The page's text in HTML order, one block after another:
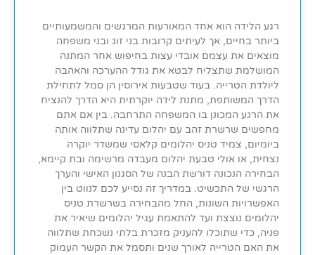
רגע הלידה הוא אחד המאורעות המרגשים והמשמעותיים
ביותר בחיים, אך לעיתים קרובות בני זוג ובני משפחה
מוצאים את עצמם אובדי עצות בחיפוש אחר המתנה
המושלמת שתצליח לבטא את גודל ההערכה והאהבה
ליולדת הטרייה. בעוד שטבעות אירוסין הן סמל לתחילת
הדרך המשותפת, מתנת לידה יוקרתית היא הדרך להנציח
את הרגע המכונן בו המשפחה התרחבה. בין אם אתם
מחפשים שרשרת זהב עם יהלום עדינה שתלווה אותה
ביומיום, צמיד טניס יהלומים קלאסי שמשדר יוקרה
נצחית, או אולי טבעת יהלום מעבדה מרשימה ובת קיימא,
הבחירה הנכונה דורשת הבנה של הסגנון האישי והערך
הרגשי של התכשיט. במדריך זה נסייע לכם לנווט בין
האפשרויות השונות, החל מהבחירה בשרשרת טניס
יהלומים נוצצת ועד להתאמת עגיל יהלומים שיאיר את
פניה, כדי שתוכלו להעניק מזכרת בלתי נשכחת שתלווה
את האם הטרייה לאורך שנים ותסמל את הקשר העמוק